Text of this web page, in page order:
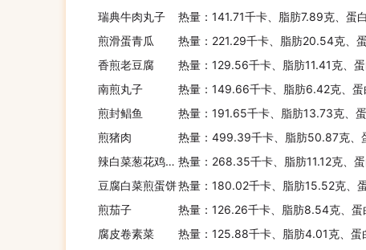
瑞典牛肉丸子
热量：141.71千卡、脂肪7.89克、蛋
煎滑蛋青瓜
热量：221.29千卡、脂肪20.54克、
香煎老豆腐
热量：129.56千卡、脂肪11.41克、
南煎丸子
热量：149.66千卡、脂肪6.42克、
煎封鲳鱼
热量：191.65千卡、脂肪13.73克、
煎猪肉
热量：499.39千卡、脂肪50.87克、
辣白菜葱花鸡蛋饼卷 热量：268.35千卡、脂肪11.12克、
豆腐白菜煎蛋饼热量：180.02千卡、脂肪15.52克、
煎茄子
热量：126.26千卡、脂肪8.54克、
腐皮卷素菜
热量：125.88千卡、脂肪4.01克、